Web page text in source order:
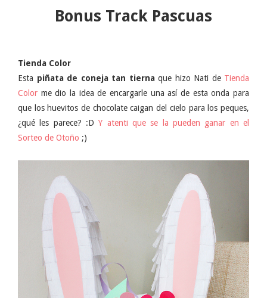
Bonus Track Pascuas
Tienda Color
Esta piñata de coneja tan tiernaque hizo Nati de Tienda
Color me dio la idea de encargarle una así de esta onda para
que los huevitos de chocolate caigan del cielo para los peques,
¿qué les parece? :DY atenti que se la pueden ganar en el
Sorteo de Otoño ;)